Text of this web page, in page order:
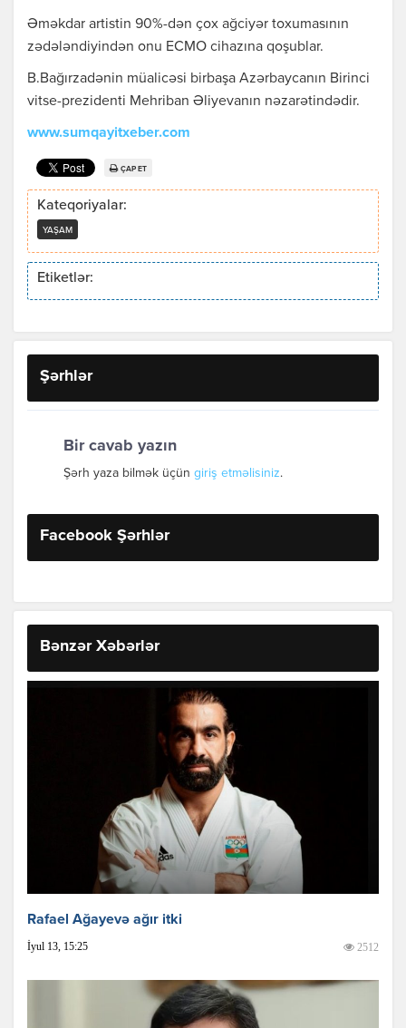
Əməkdar artistin 90%-dən çox ağciyər toxumasının
zədələndiyindən onu ECMO cihazına qoşublar.
B.Bağırzadənin müalicəsi birbaşa Azərbaycanın Birinci
vitse-prezidenti Mehriban Əliyevanın nəzarətindədir.
www.sumqayitxeber.com
ÇAP ET
Kateqoriyalar:
YAŞAM
Etiketlər:
Şərhlər
Bir cavab yazın
Şərh yaza bilmək üçün giriş etməlisiniz.
Facebook Şərhlər
Bənzər Xəbərlər
Rafael Ağayevə ağır itki
İyul 13, 15:25 2512